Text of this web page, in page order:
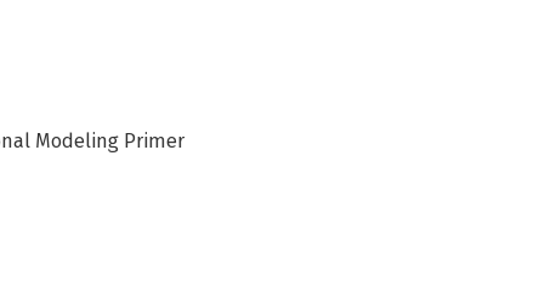
Modeling Primer